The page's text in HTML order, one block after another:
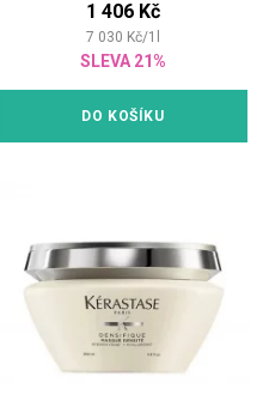
1 406 Kč
7 030 Kč/1
SLEVA 21%
DO KOŠÍKU